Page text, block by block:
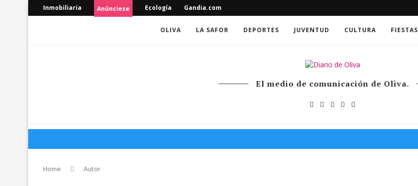
Inmobiliaria Anúnciese Ecología Gandia.com
OLIVA LA SAFOR DEPORTES JUVENTUD CULTURA FIESTAS
El medio de comunicación de Oliva.
Home Autor